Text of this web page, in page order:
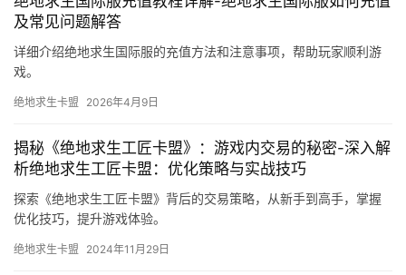
及常见问题解答
详细介绍绝地求生国际服的充值方法和注意事项，帮助玩家顺利游
戏。
绝地求生卡盟 2026年4月9日
揭秘《绝地求生工匠卡盟》：游戏内交易的秘密-深入解
析绝地求生工匠卡盟：优化策略与实战技巧
探索《绝地求生工匠卡盟》背后的交易策略，从新手到高手，掌握
优化技巧，提升游戏体验。
绝地求生卡盟 2024年11月29日